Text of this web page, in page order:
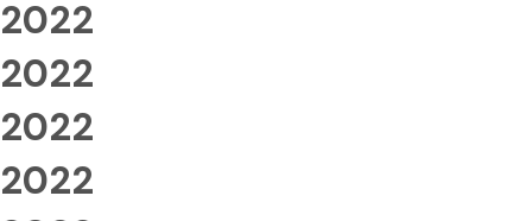
2022
2022
2022
2022